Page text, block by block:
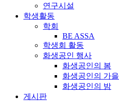
연구시설
학생활동
학회
BE ASSA
학생회 활동
화생공인 행사
화생공인의 봄
화생공인의 가을
화생공인의 밤
게시판